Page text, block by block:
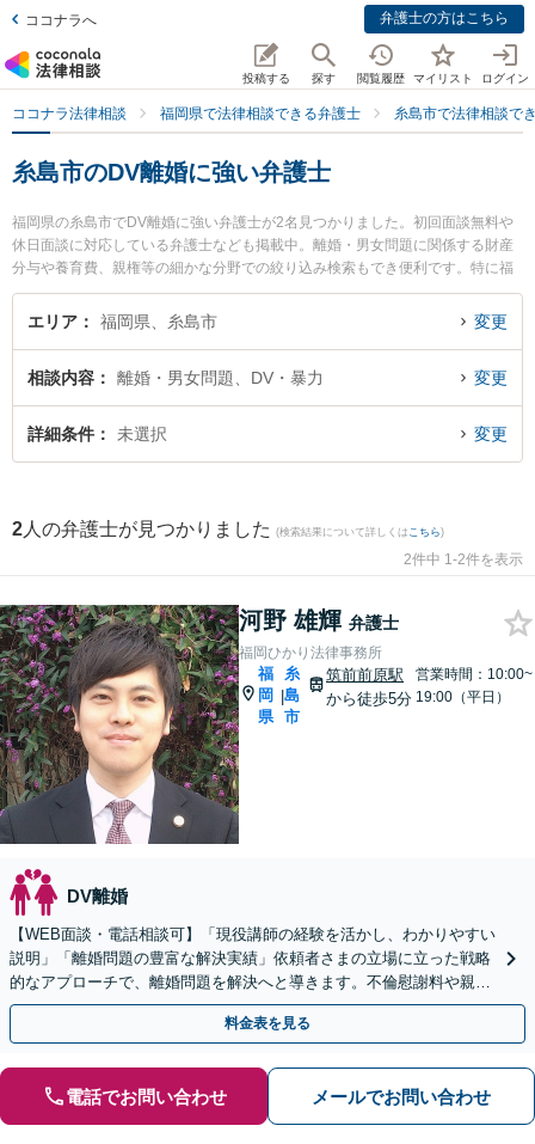
ココナラへ 弁護士の方はこちら
投稿する 探す 閲覧履歴 マイリスト ログイン
ココナラ法律相談 福岡県で法律相談できる弁護士 糸島市で法律相談で
糸島市のDV離婚に強い弁護士
福岡県の糸島市でDV離婚に強い弁護士が2名見つかりました。初回面談無料や
休日面談に対応している弁護士なども掲載中。離婚・男女問題に関係する財産
分与や養育費、親権等の細かな分野での絞り込み検索もでき便利です。特に福
岡ひかり法律事務所の河野 雄輝弁護士や福岡ひかり法律事務所の小玉 可南子弁
護士のプロフィール情報や弁護士費用、強みなどが注目されています。『糸島
無料でDV離婚を法律相談できる糸島市内の弁護士に相談予約したい』などでお
困りの相談者さんにおすすめです。
エリア 福岡県、糸島市 変更
相談内容 離婚・男女問題、DV・暴力 変更
詳細条件 未選択 変更
2 人の弁護士が見つかりました (検索結果について詳しくは こちら)
2件中 1-2件を表示
河野 雄輝 弁護士
福岡ひかり法律事務所
福
岡
県
|
糸
島
市
筑前前原駅
から徒歩5分
営業時間：10:00~
19:00（平日）
DV離婚
【WEB面談・電話相談可】「現役講師の経験を活かし、わかりやすい
説明」「離婚問題の豊富な解決実績」依頼者さまの立場に立った戦略
的なアプローチで、離婚問題を解決へと導きます。不倫慰謝料や親権
争い、高額所得者の財産分与など、何でもご相談ください
料金表を見る
電話でお問い合わせ メールでお問い合わせ